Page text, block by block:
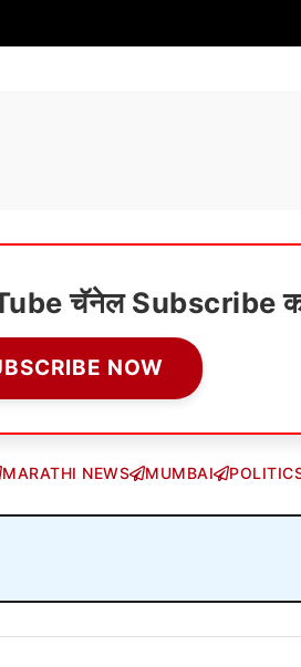
चॅनेल Subscribe
NOW
MARATHI NEWS MUMBAI